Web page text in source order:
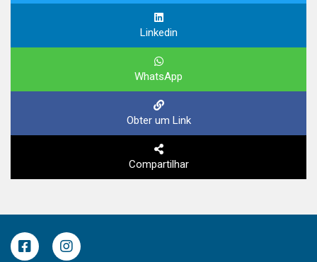
Linkedin
WhatsApp
Obter um Link
Compartilhar